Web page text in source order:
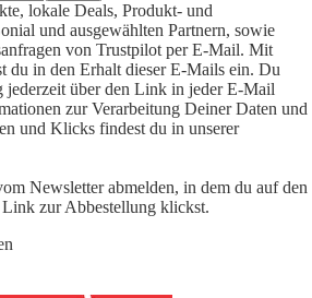
lokale Deals, Produkt- und
und ausgewählten Partnern, sowie
von Trustpilot per E-Mail. Mit
in den Erhalt dieser E-Mails ein. Du
über den Link in jeder E-Mail
zur Verarbeitung Deiner Daten und
und Klicks findest du in unserer
Newsletter abmelden, in dem du auf den
zur Abbestellung klickst.